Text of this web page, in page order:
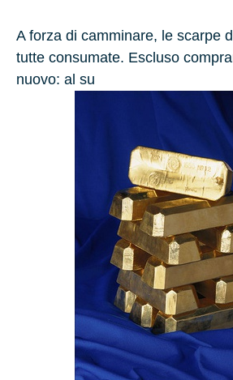
A forza di camminare, le scarpe
tutte consumate. Escluso
nuovo: al su